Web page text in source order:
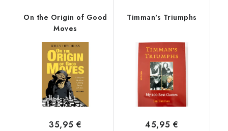
On the Origin of Good
Moves
35,95 €
Timman's Triumphs
45,95 €